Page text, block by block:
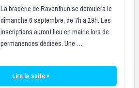
La braderie de Raventhun se déroulera le
dimanche 6 septembre, de 7h à 19h. Les
inscriptions auront lieu en mairie lors de
permanences dédiées. Une …
Lire la suite »